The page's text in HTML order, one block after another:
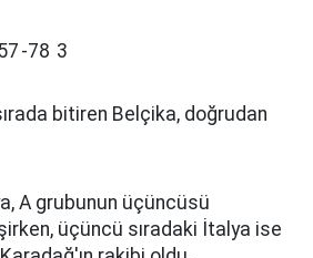
-78 3
bitiren Belçika, doğrudan
A grubunun üçüncüsü
üçüncü sıradaki İtalya ise